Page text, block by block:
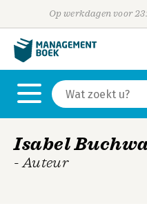
Op werkdagen voor
Isabel
- Auteur